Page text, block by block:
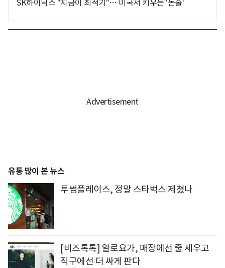
SK하이닉스 "지금이 최적기"… 미국서 키우는 '돈줄'
유통 많이 본 뉴스
투썸플레이스, 정말 스타벅스 제쳤나
[비즈톡톡] 알로요가, 매장에선 줄 세우고
직구에선 더 싸게 판다